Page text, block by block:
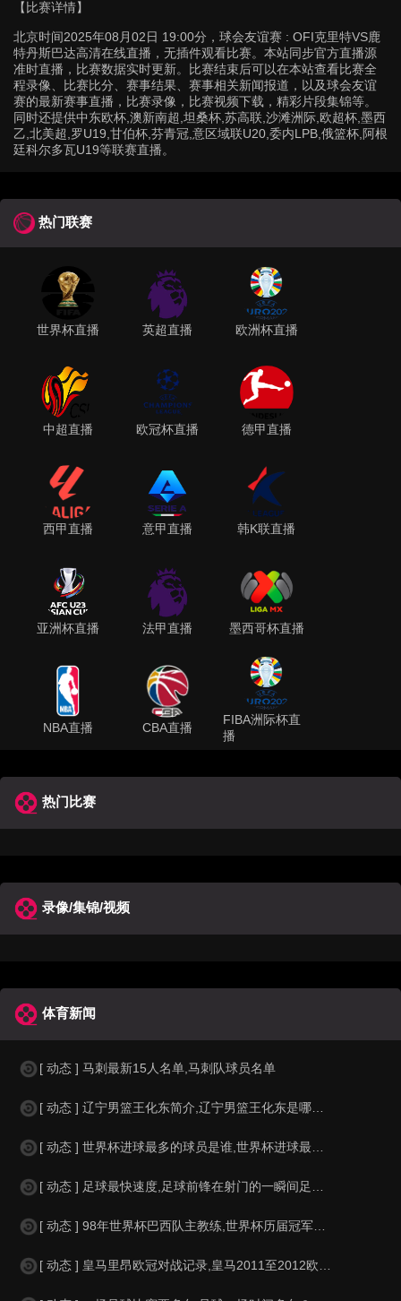
【比赛详情】
北京时间2025年08月02日 19:00分，球会友谊赛 : OFI克里特VS鹿
特丹斯巴达高清在线直播，无插件观看比赛。本站同步官方直播源
准时直播，比赛数据实时更新。比赛结束后可以在本站查看比赛全
程录像、比赛比分、赛事结果、赛事相关新闻报道，以及球会友谊
赛的最新赛事直播，比赛录像，比赛视频下载，精彩片段集锦等。
同时还提供中东欧杯,澳新南超,坦桑杯,苏高联,沙滩洲际,欧超杯,墨西
乙,北美超,罗U19,甘伯杯,芬青冠,意区域联U20,委内LPB,俄篮杯,阿根
廷科尔多瓦U19等联赛直播。
热门联赛
世界杯直播 英超直播 欧洲杯直播
中超直播 欧冠杯直播 德甲直播
西甲直播 意甲直播 韩K联直播
亚洲杯直播 法甲直播 墨西哥杯直播
NBA直播 CBA直播
FIBA洲际杯直
播
热门比赛
录像/集锦/视频
体育新闻
[ 动态 ] 马刺最新15人名单,马刺队球员名单
[ 动态 ] 辽宁男篮王化东简介,辽宁男篮王化东是哪里人？
[ 动态 ] 世界杯进球最多的球员是谁,世界杯进球最多的球员是谁？
[ 动态 ] 足球最快速度,足球前锋在射门的一瞬间足球的速度有多快？？
[ 动态 ] 98年世界杯巴西队主教练,世界杯历届冠军球队教练
[ 动态 ] 皇马里昂欧冠对战记录,皇马2011至2012欧冠赛程&nbs